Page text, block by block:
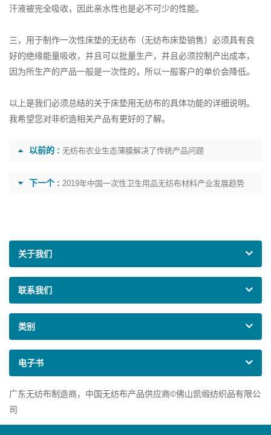
汗液被完全吸收，因此亲水性也是必不可少的性能。
三，用​​于制作一次性床垫的无纺布（无纺布床垫销售）必须具有良
好的绝缘能量吸收，并且可以批量生产，并且必须控制产出成本，
因为所生产的产品一般是一次性的，所以一般客户的单价会降低。
以上是我们必须总结的关于床垫用无纺布的具体功能的详细说明。
我希望您对非织造相关产品有更好的了解。
以前的 : 无纺布农业生态薄膜解决了传统产品问题
下一个 : 2019年中国一次性卫生用品无纺布材料产业发展趋势
关于我们
联系我们
类别
电子书
广东无纺布制造商，中国无纺布产品供应商©佛山凯缎纺织品有限公
司